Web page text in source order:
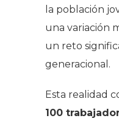
la población
una variación
un reto
generacional.
Esta realidad
100